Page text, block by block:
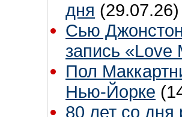
дня (29.07.26)
Сью
запись «Love
Пол
Нью-Йорке
80 лет со